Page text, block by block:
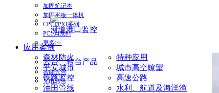
加固笔记本
加固平板一体机
CPCI/PXI系列
PC104系列
更多>>
云台、转台产品
智能云台
光电转台
河道港口监控
应用案例
森林防火
特种应用
平安城市
城市高空瞭望
铁路监控
高速公路
油田管线
水利、航道及海洋渔